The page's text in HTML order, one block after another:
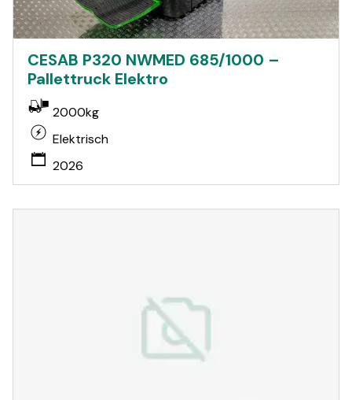
CESAB P320 NWMED 685/1000 –
Pallettruck Elektro
2000kg
Elektrisch
2026